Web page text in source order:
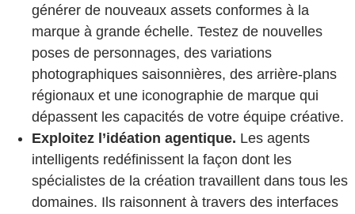
générer de nouveaux assets conformes à la
marque à grande échelle. Testez de nouvelles
poses de personnages, des variations
photographiques saisonnières, des arrière-plans
régionaux et une iconographie de marque qui
dépassent les capacités de votre équipe créative.
Exploitez l’idéation agentique. Les agents
intelligents redéfinissent la façon dont les
spécialistes de la création travaillent dans tous les
domaines. Ils raisonnent à travers des interfaces